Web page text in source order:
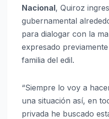
Nacional, Quiroz
gubernamental
para dialogar con la
expresado
familia del edil.
“Siempre lo voy a
una situación así, en
privada he buscado